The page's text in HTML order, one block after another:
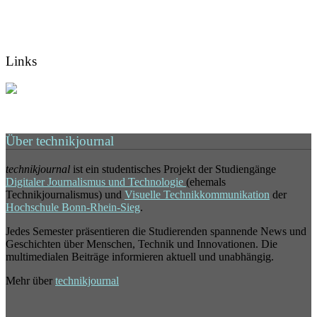
Links
Über technikjournal
technikjournal ist ein studentisches Projekt der Studiengänge
Digitaler Journalismus und Technologie (ehemals
Technikjournalismus) und Visuelle Technikkommunikation der
Hochschule Bonn-Rhein-Sieg.
Jedes Semester präsentieren die Studierenden spannende News und
Geschichten über Menschen, Technik und Innovationen. Die
multimedialen Beiträge informieren aktuell und unabhängig.
Mehr über technikjournal